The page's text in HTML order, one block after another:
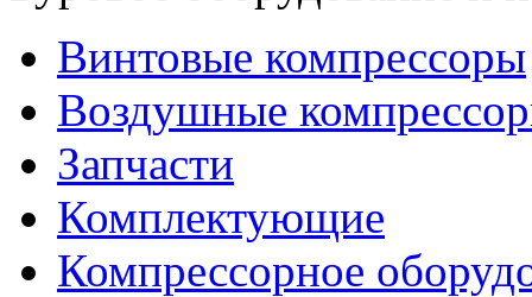
Винтовые компрессоры
Воздушные
Запчасти
Комплектующие
Компрессорное